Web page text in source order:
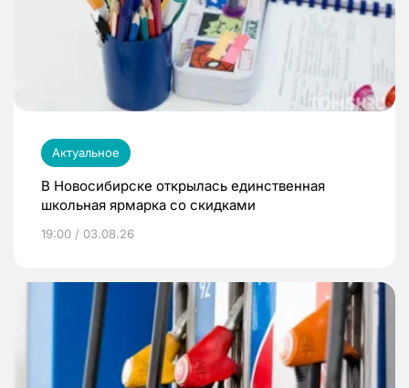
Актуальное
В Новосибирске открылась единственная
школьная ярмарка со скидками
19:00 / 03.08.26